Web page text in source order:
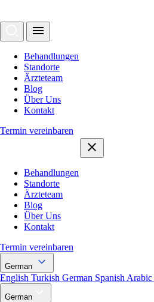
Behandlungen
Standorte
Ärzteteam
Blog
Über Uns
Kontakt
Termin vereinbaren
Behandlungen
Standorte
Ärzteteam
Blog
Über Uns
Kontakt
Termin vereinbaren
German
English Turkish German Spanish Arabic
German